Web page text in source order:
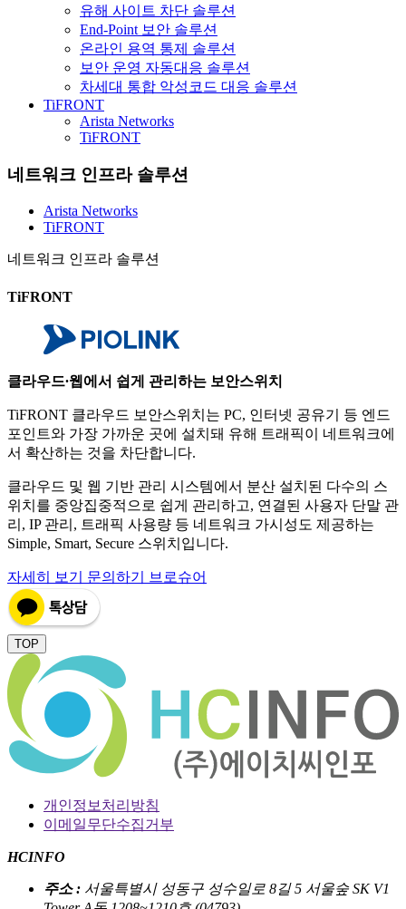
유해 사이트 차단 솔루션
End-Point 보안 솔루션
온라인 용역 통제 솔루션
보안 운영 자동대응 솔루션
차세대 통합 악성코드 대응 솔루션
TiFRONT
Arista Networks
TiFRONT
네트워크 인프라 솔루션
Arista Networks
TiFRONT
네트워크 인프라 솔루션
TiFRONT
클라우드∙웹에서 쉽게 관리하는 보안스위치
TiFRONT 클라우드 보안스위치는 PC, 인터넷 공유기 등 엔드
포인트와 가장 가까운 곳에 설치돼 유해 트래픽이 네트워크에
서 확산하는 것을 차단합니다.
클라우드 및 웹 기반 관리 시스템에서 분산 설치된 다수의 스
위치를 중앙집중적으로 쉽게 관리하고, 연결된 사용자 단말 관
리, IP 관리, 트래픽 사용량 등 네트워크 가시성도 제공하는
Simple, Smart, Secure 스위치입니다.
자세히 보기 문의하기 브로슈어
TOP
개인정보처리방침
이메일무단수집거부
HCINFO
주소 : 서울특별시 성동구 성수일로 8길 5 서울숲 SK V1